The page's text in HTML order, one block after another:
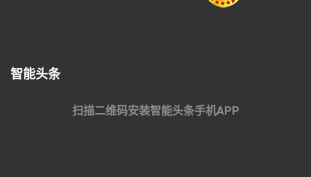
智能头条
扫描二维码安装智能头条手机APP